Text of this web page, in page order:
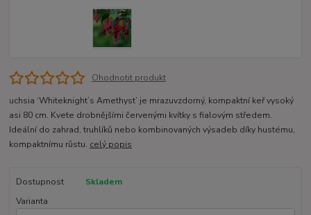
Ohodnotit produkt
uchsia ‘Whiteknight’s Amethyst’ je mrazuvzdorný, kompaktní keř vysoký
asi 80 cm. Kvete drobnějšími červenými kvítky s fialovým středem.
Ideální do zahrad, truhlíků nebo kombinovaných výsadeb díky hustému,
kompaktnímu růstu. celý popis
Dostupnost
Skladem
Varianta